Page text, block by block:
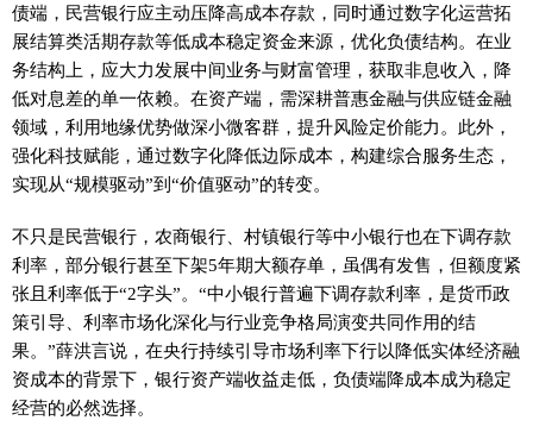
债端，民营银行应主动压降高成本存款，同时通过数字化运营拓
展结算类活期存款等低成本稳定资金来源，优化负债结构。在业
务结构上，应大力发展中间业务与财富管理，获取非息收入，降
低对息差的单一依赖。在资产端，需深耕普惠金融与供应链金融
领域，利用地缘优势做深小微客群，提升风险定价能力。此外，
强化科技赋能，通过数字化降低边际成本，构建综合服务生态，
实现从“规模驱动”到“价值驱动”的转变。
不只是民营银行，农商银行、村镇银行等中小银行也在下调存款
利率，部分银行甚至下架5年期大额存单，虽偶有发售，但额度紧
张且利率低于“2字头”。“中小银行普遍下调存款利率，是货币政
策引导、利率市场化深化与行业竞争格局演变共同作用的结
果。”薛洪言说，在央行持续引导市场利率下行以降低实体经济融
资成本的背景下，银行资产端收益走低，负债端降成本成为稳定
经营的必然选择。